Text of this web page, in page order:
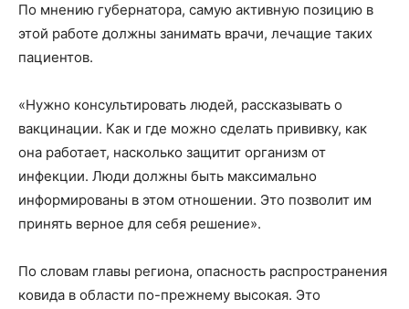
По мнению губернатора, самую активную позицию в
этой работе должны занимать врачи, лечащие таких
пациентов.
«Нужно консультировать людей, рассказывать о
вакцинации. Как и где можно сделать прививку, как
она работает, насколько защитит организм от
инфекции. Люди должны быть максимально
информированы в этом отношении. Это позволит им
принять верное для себя решение».
По словам главы региона, опасность распространения
ковида в области по-прежнему высокая. Это